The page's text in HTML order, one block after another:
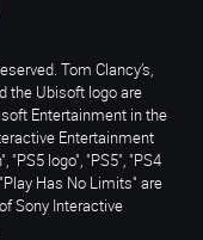
Tom Clancy’s,
the Ubisoft logo are
Entertainment in the
Entertainment
"PS5 logo", "PS5", "PS4
Has No Limits" are
Sony Interactive